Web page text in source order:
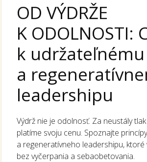
OD VÝDRŽE
K ODOLNOSTI:
k udržateľnému
a
leadershipu
Výdrž nie je odolnosť. Za neustály
platíme svoju cenu. Spoznajte
a regeneratívneho leadershipu, ktoré
bez vyčerpania a sebaobetovania.